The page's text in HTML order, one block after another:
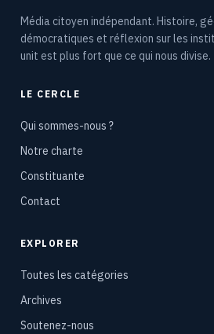
Média citoyen indépendant. Histoire,
démocratiques et réflexion sur les
unit est plus fort que ce qui nous divise.
LE CERCLE
Qui sommes-nous ?
Notre charte
Constituante
Contact
EXPLORER
Toutes les catégories
Archives
Soutenez-nous